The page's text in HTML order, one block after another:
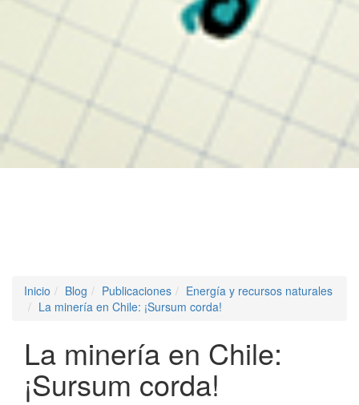
Inicio Blog Publicaciones
Energía y recursos naturales
La minería en Chile: ¡Sursum corda!
La minería en Chile:
¡Sursum corda!